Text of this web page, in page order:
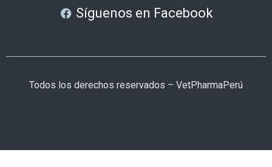
Síguenos en Facebook
Todos los derechos reservados – VetPharmaPerú